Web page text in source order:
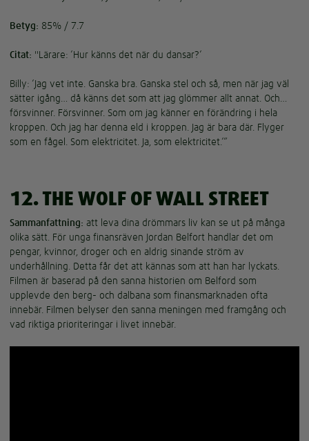
Betyg: 85% / 7.7
Citat: "Lärare: ’Hur känns det när du dansar?’
Billy: ’Jag vet inte. Ganska bra. Ganska stel och så, men när jag väl
sätter igång… då känns det som att jag glömmer allt annat. Och…
försvinner. Försvinner. Som om jag känner en förändring i hela
kroppen. Och jag har denna eld i kroppen. Jag är bara där. Flyger
som en fågel. Som elektricitet. Ja, som elektricitet.’”
12. THE WOLF OF WALL STREET
Sammanfattning: att leva dina drömmars liv kan se ut på många
olika sätt. För unga finansräven Jordan Belfort handlar det om
pengar, kvinnor, droger och en aldrig sinande ström av
underhållning. Detta får det att kännas som att han har lyckats.
Filmen är baserad på den sanna historien om Belford som
upplevde den berg- och dalbana som finansmarknaden ofta
innebär. Filmen belyser den sanna meningen med framgång och
vad riktiga prioriteringar i livet innebär.